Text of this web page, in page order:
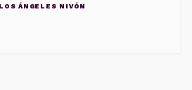
ÁNGELES NIVÓN